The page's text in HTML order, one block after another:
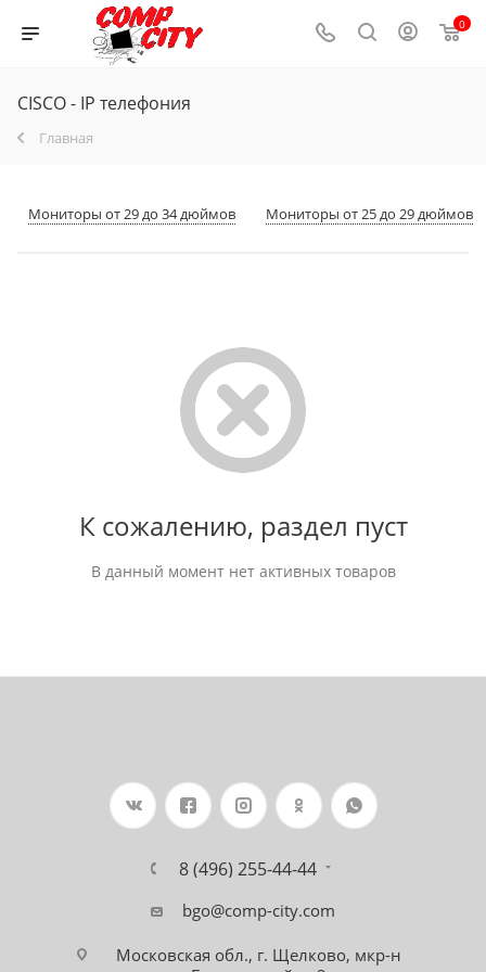
0
CISCO - IP телефония
Главная
Мониторы от 29 до 34 дюймов Мониторы от 25 до 29 дюймов
К сожалению, раздел пуст
В данный момент нет активных товаров
8 (496) 255-44-44
bgo@comp-city.com
Московская обл., г. Щелково, мкр-н